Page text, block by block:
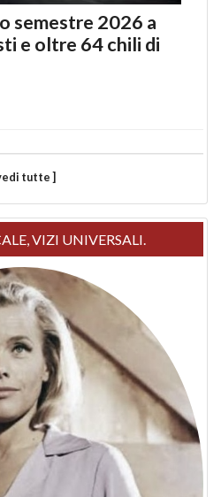
semestre 2026 a
e oltre 64 chili di
tutte ]
VIZI UNIVERSALI.